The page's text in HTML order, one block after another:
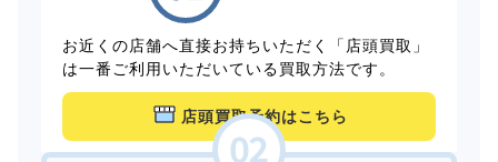
お近くの店舗へ直接お持ちいただく「店頭買取」
は一番ご利用いただいている買取方法です。
店頭買取予約はこちら